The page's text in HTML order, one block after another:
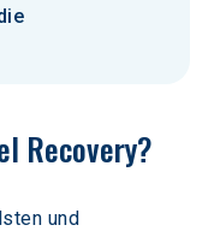
Recovery?
und